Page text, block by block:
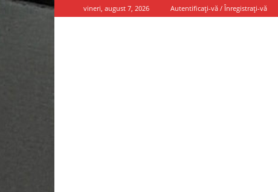
vineri, august 7, 2026 Autentificați-vă / Înregistrați-vă